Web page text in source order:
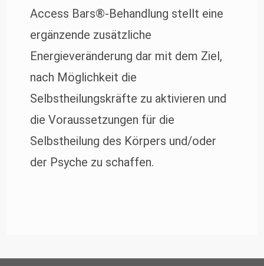
Access Bars®-Behandlung stellt eine
ergänzende zusätzliche
Energieveränderung dar mit dem Ziel,
nach Möglichkeit die
Selbstheilungskräfte zu aktivieren und
die Voraussetzungen für die
Selbstheilung des Körpers und/oder
der Psyche zu schaffen.